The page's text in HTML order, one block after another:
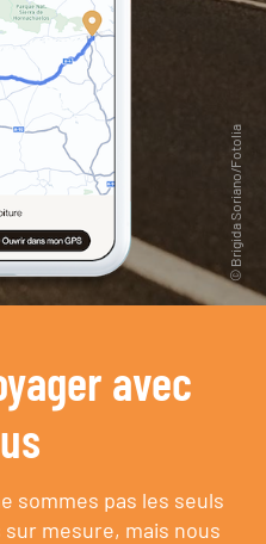
avec
sommes pas les seuls
sur mesure, mais nous